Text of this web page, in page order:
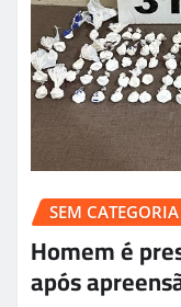
SEM CATEGORIA
Homem é
após